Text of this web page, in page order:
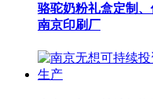
骆驼奶粉礼盒定制、
南京印刷厂